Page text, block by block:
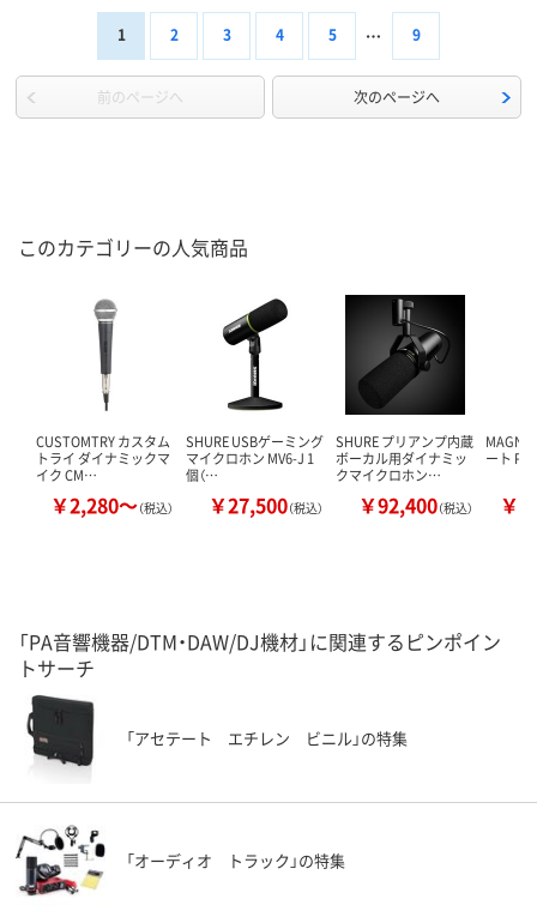
1 2 3 4 5 9
前のページへ 次のページへ
このカテゴリーの人気商品
CUSTOMTRY カスタム
トライ ダイナミックマ
イク CM…
￥2,280～（税込）
SHURE USBゲーミング
マイクロホン MV6-J 1
個（…
￥27,500（税込）
SHURE プリアンプ内蔵
ボーカル用ダイナミッ
クマイクロホン…
￥92,400（税込）
MAGNA
ート
￥
「PA音響機器/DTM・DAW/DJ機材」に関連するピンポイン
トサーチ
「アセテート エチレン ビニル」の特集
「オーディオ トラック」の特集